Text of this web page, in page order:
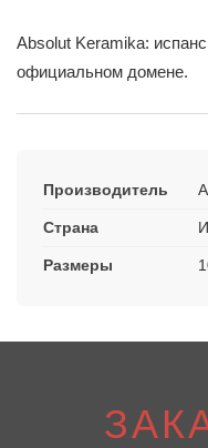
Absolut Keramika:
официальном домене.
Производитель
Страна
Размеры